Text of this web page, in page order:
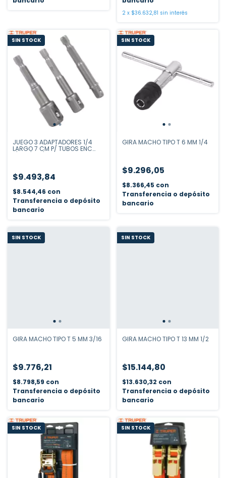
2 x $36.632,81 sin interés
SIN STOCK
JUEGO 3 ADAPTADORES 1/4
LARGO 7 CM P/ TUBOS ENC
$9.493,84
$8.544,46 con
Transferencia o depósito
bancario
SIN STOCK
GIRA MACHO TIPO T 6 MM 1/4
$9.296,05
$8.366,45 con
Transferencia o depósito
bancario
SIN STOCK
GIRA MACHO TIPO T 5 MM 3/16
$9.776,21
$8.798,59 con
Transferencia o depósito
bancario
SIN STOCK
GIRA MACHO TIPO T 13 MM 1/2
$15.144,80
$13.630,32 con
Transferencia o depósito
bancario
SIN STOCK SIN STOCK